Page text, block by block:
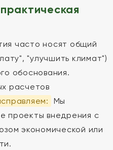
часто носят общий
"улучшить климат")
обоснования.
расчетов
Мы
проекты внедрения с
экономической или